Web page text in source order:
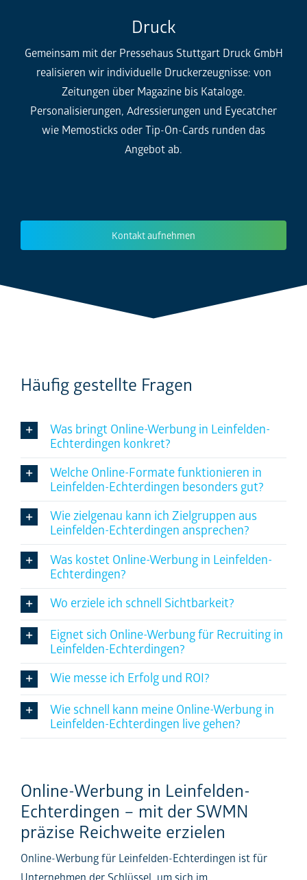
Druck
Gemeinsam mit der Pressehaus Stuttgart Druck GmbH
realisieren wir individuelle Druckerzeugnisse: von
Zeitungen über Magazine bis Kataloge.
Personalisierungen, Adressierungen und Eyecatcher
wie Memosticks oder Tip-On-Cards runden das
Angebot ab.
Kontakt aufnehmen
Häufig gestellte Fragen
Was bringt Online-Werbung in Leinfelden-
Echterdingen konkret?
Welche Online-Formate funktionieren in
Leinfelden-Echterdingen besonders gut?
Wie zielgenau kann ich Zielgruppen aus
Leinfelden-Echterdingen ansprechen?
Was kostet Online-Werbung in Leinfelden-
Echterdingen?
Wo erziele ich schnell Sichtbarkeit?
Eignet sich Online-Werbung für Recruiting in
Leinfelden-Echterdingen?
Wie messe ich Erfolg und ROI?
Wie schnell kann meine Online-Werbung in
Leinfelden-Echterdingen live gehen?
Online-Werbung in Leinfelden-
Echterdingen – mit der SWMN
präzise Reichweite erzielen
Online-Werbung für Leinfelden-Echterdingen ist für
Unternehmen der Schlüssel, um sich im